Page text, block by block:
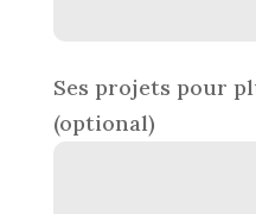
Ses projets pour
(optional)